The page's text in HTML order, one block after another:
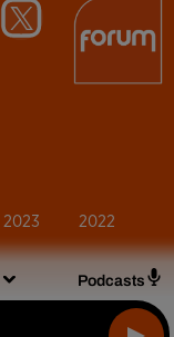
Podcasts
2023 2022